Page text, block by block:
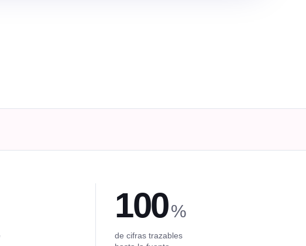
100%
de cifras trazables